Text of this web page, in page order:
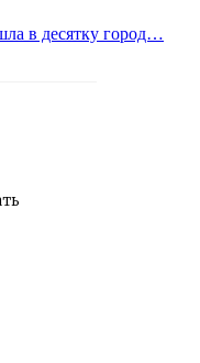
в десятку город…